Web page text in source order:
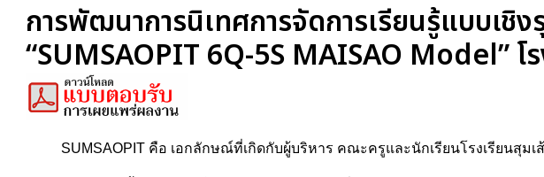
การพัฒนาการนิเทศการจัดการเรียนรู้แบบเ
“SUMSAOPIT 6Q-5S MAISAO Model” โ
SUMSAOPIT คือ เอกลักษณ์ที่เกิดกับผู้บริหาร คณะครูและนักเรียนโรงเรียนสุม